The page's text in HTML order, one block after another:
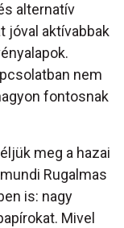
alternatív
jóval aktívabbak
nem
fontosnak
meg a hazai
Rugalmas
is: nagy
Mivel